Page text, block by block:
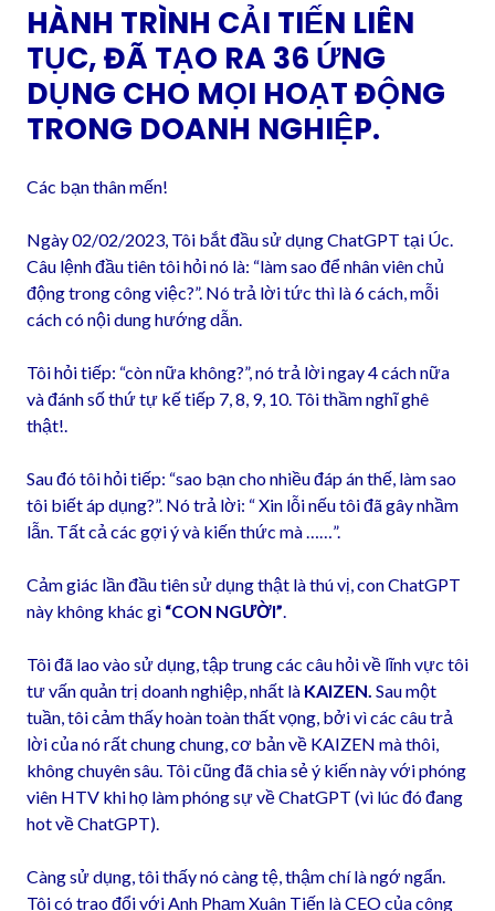
HÀNH TRÌNH CẢI TIẾN LIÊN
TỤC, ĐÃ TẠO RA 36 ỨNG
DỤNG CHO MỌI HOẠT ĐỘNG
TRONG DOANH NGHIỆP.
Các bạn thân mến!
Ngày 02/02/2023, Tôi bắt đầu sử dụng ChatGPT tại Úc.
Câu lệnh đầu tiên tôi hỏi nó là: “làm sao để nhân viên chủ
động trong công việc?”. Nó trả lời tức thì là 6 cách, mỗi
cách có nội dung hướng dẫn.
Tôi hỏi tiếp: “còn nữa không?”, nó trả lời ngay 4 cách nữa
và đánh số thứ tự kế tiếp 7, 8, 9, 10. Tôi thầm nghĩ ghê
thật!.
Sau đó tôi hỏi tiếp: “sao bạn cho nhiều đáp án thế, làm sao
tôi biết áp dụng?”. Nó trả lời: “ Xin lỗi nếu tôi đã gây nhầm
lẫn. Tất cả các gợi ý và kiến thức mà ……”.
Cảm giác lần đầu tiên sử dụng thật là thú vị, con ChatGPT
này không khác gì “CON NGƯỜI”.
Tôi đã lao vào sử dụng, tập trung các câu hỏi về lĩnh vực tôi
tư vấn quản trị doanh nghiệp, nhất là KAIZEN. Sau một
tuần, tôi cảm thấy hoàn toàn thất vọng, bởi vì các câu trả
lời của nó rất chung chung, cơ bản về KAIZEN mà thôi,
không chuyên sâu. Tôi cũng đã chia sẻ ý kiến này với phóng
viên HTV khi họ làm phóng sự về ChatGPT (vì lúc đó đang
hot về ChatGPT).
Càng sử dụng, tôi thấy nó càng tệ, thậm chí là ngớ ngẩn.
Tôi có trao đổi với Anh Phạm Xuân Tiến là CEO của công